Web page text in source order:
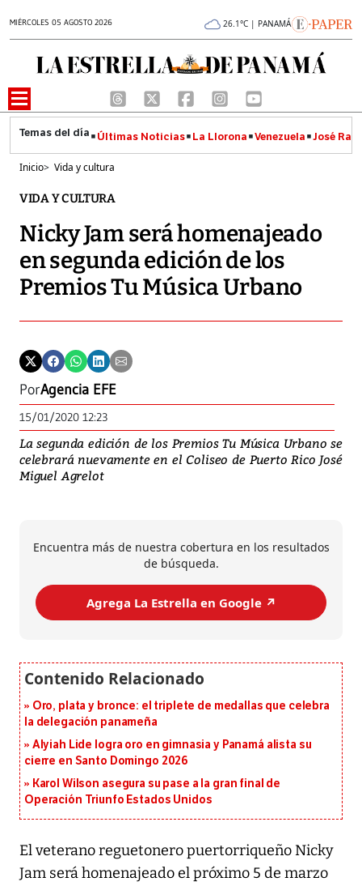
MIÉRCOLES 05 AGOSTO 2026 26.1°C | PANAMÁ
Últimas Noticias La Llorona Venezuela José
Inicio> Vida y cultura
VIDA Y CULTURA
Nicky Jam será homenajeado
en segunda edición de los
Premios Tu Música Urbano
PorAgencia EFE
15/01/2020 12:23
La segunda edición de los Premios Tu Música Urbano se
celebrará nuevamente en el Coliseo de Puerto Rico José
Miguel Agrelot
Encuentra más de nuestra cobertura en los resultados
de búsqueda.
Agrega La Estrella en Google ↗️
Oro, plata y bronce: el triplete de medallas que celebra
la delegación panameña
Alyiah Lide logra oro en gimnasia y Panamá alista su
cierre en Santo Domingo 2026
Karol Wilson asegura su pase a la gran final de
Operación Triunfo Estados Unidos
El veterano reguetonero puertorriqueño Nicky
Jam será homenajeado el próximo 5 de marzo